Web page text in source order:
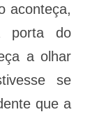
aconteça,
porta do
a olhar
se
que a